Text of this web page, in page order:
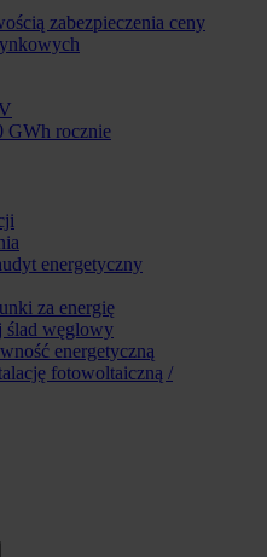
zabezpieczenia ceny
GWh rocznie
energetyczny
za energię
ślad węglowy
energetyczną
fotowoltaiczną /